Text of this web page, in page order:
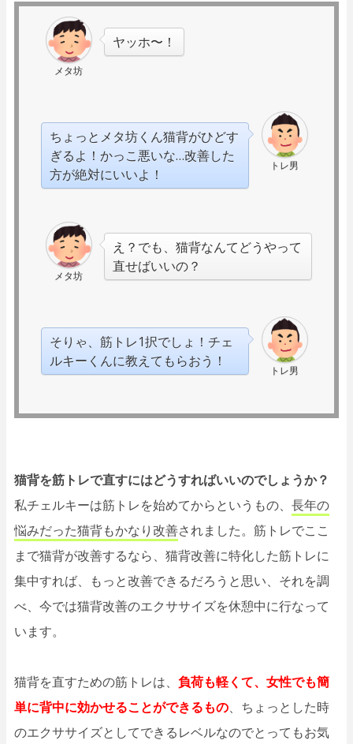
メタ坊
ヤッホ〜！
トレ男
ちょっとメタ坊くん猫背がひどす
ぎるよ！かっこ悪いな…改善した
方が絶対にいいよ！
メタ坊
え？でも、猫背なんてどうやって
直せばいいの？
トレ男
そりゃ、筋トレ1択でしょ！チェ
ルキーくんに教えてもらおう！
猫背を筋トレで直すにはどうすればいいのでしょうか？
私チェルキーは筋トレを始めてからというもの、 長年の
悩みだった猫背もかなり改善されました。筋トレでここ
まで猫背が改善するなら、猫背改善に特化した筋トレに
集中すれば、もっと改善できるだろうと思い、それを調
べ、今では猫背改善のエクササイズを休憩中に行なって
います。
猫背を直すための筋トレは、 負荷も軽くて、女性でも簡
単に背中に効かせることができるもの、ちょっとした時
のエクササイズとしてできるレベルなのでとってもお気